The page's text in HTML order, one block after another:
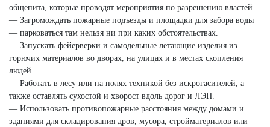
общепита, которые проводят мероприятия по разрешению властей.
— Загромождать пожарные подъезды и площадки для забора воды
— парковаться там нельзя ни при каких обстоятельствах.
— Запускать фейерверки и самодельные летающие изделия из
горючих материалов во дворах, на улицах и в местах скопления
людей.
— Работать в лесу или на полях техникой без искрогасителей, а
также оставлять сухостой и хворост вдоль дорог и ЛЭП.
— Использовать противопожарные расстояния между домами и
зданиями для складирования дров, мусора, стройматериалов или